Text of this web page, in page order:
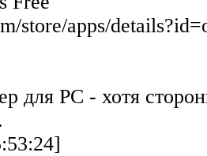
store/apps/
для РС - хотя